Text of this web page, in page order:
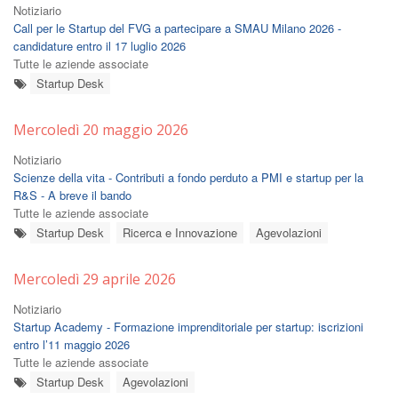
Notiziario
Call per le Startup del FVG a partecipare a SMAU Milano 2026 -
candidature entro il 17 luglio 2026
Tutte le aziende associate
Startup Desk
Mercoledì 20 maggio 2026
Notiziario
Scienze della vita - Contributi a fondo perduto a PMI e startup per la
R&S - A breve il bando
Tutte le aziende associate
Startup Desk
Ricerca e Innovazione Agevolazioni
Mercoledì 29 aprile 2026
Notiziario
Startup Academy - Formazione imprenditoriale per startup: iscrizioni
entro l’11 maggio 2026
Tutte le aziende associate
Startup Desk
Agevolazioni